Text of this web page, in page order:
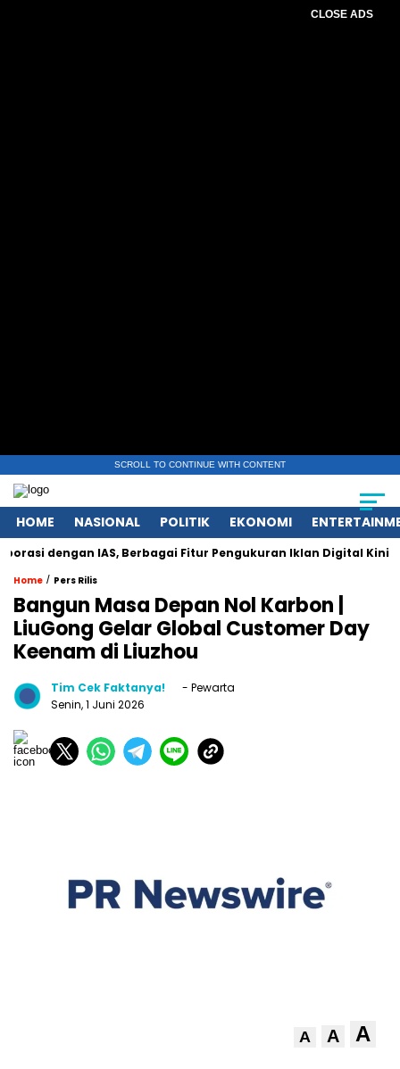
CLOSE ADS
SCROLL TO CONTINUE WITH CONTENT
HOME NASIONAL POLITIK EKONOMI
IAS, Berbagai Fitur Pengukuran Iklan Digital Kini Hadir
Home / Pers Rilis
Bangun Masa Depan Nol Karbon |
LiuGong Gelar Global Customer Day
Keenam di Liuzhou
Tim Cek Faktanya!
- Pewarta
Senin, 1 Juni 2026
A A A